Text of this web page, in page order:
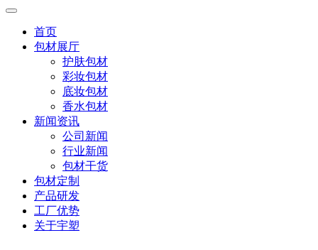
首页
包材展厅
护肤包材
彩妆包材
底妆包材
香水包材
新闻资讯
公司新闻
行业新闻
包材干货
包材定制
产品研发
工厂优势
关于宇塑